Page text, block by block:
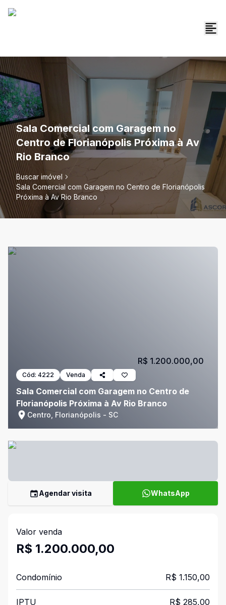
Sala Comercial com Garagem no
Centro de Florianópolis Próxima à Av
Rio Branco
Buscar imóvel
Sala Comercial com Garagem no Centro de Florianópolis
Próxima à Av Rio Branco
Cód: 4222 Venda
Sala Comercial com Garagem no Centro de
Florianópolis Próxima à Av Rio Branco
Centro, Florianópolis - SC
R$ 1.200.000,00
Agendar visita WhatsApp
Valor venda
R$ 1.200.000,00
Condomínio R$ 1.150,00
IPTU R$ 285,00